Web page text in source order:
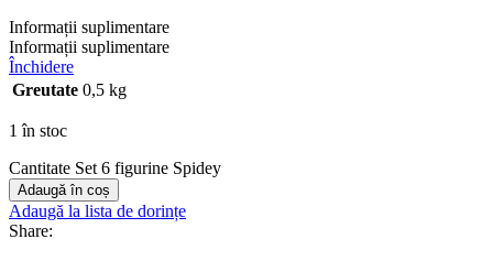
Informații suplimentare
Informații suplimentare
Închidere
Greutate 0,5 kg
1 în stoc
Cantitate Set 6 figurine Spidey
Adaugă în coș
Adaugă la lista de dorințe
Share: